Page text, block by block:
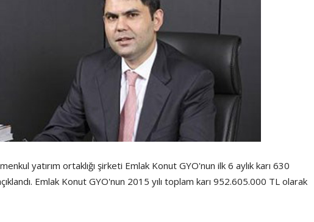
yatırım ortaklığı şirketi Emlak Konut GYO'nun ilk 6 aylık karı 630
Emlak Konut GYO'nun 2015 yılı toplam karı 952.605.000 TL olarak